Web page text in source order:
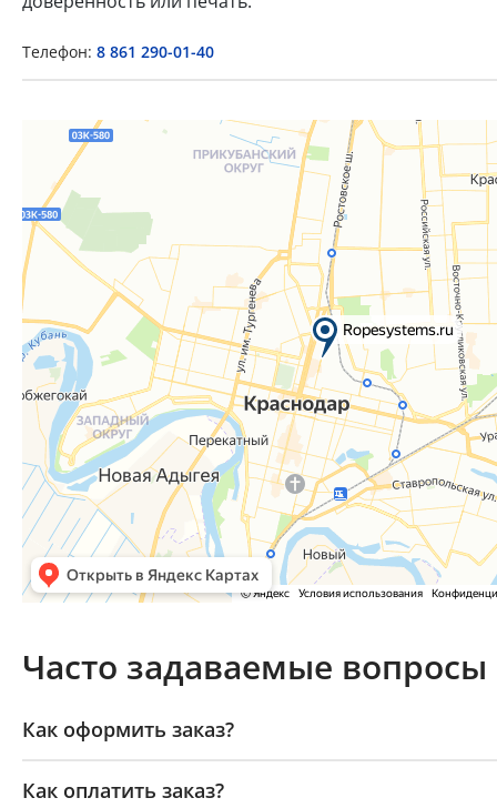
Телефон: 8 861 290-01-40
Часто задаваемые вопросы
Как оформить заказ?
Как оплатить заказ?